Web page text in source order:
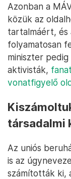
Azonban a
közük az
tartalmáért, és
folyamatosan
miniszter
aktivisták,
vonatfigyelő
társadalmi
Az uniós
is az
számították ki,